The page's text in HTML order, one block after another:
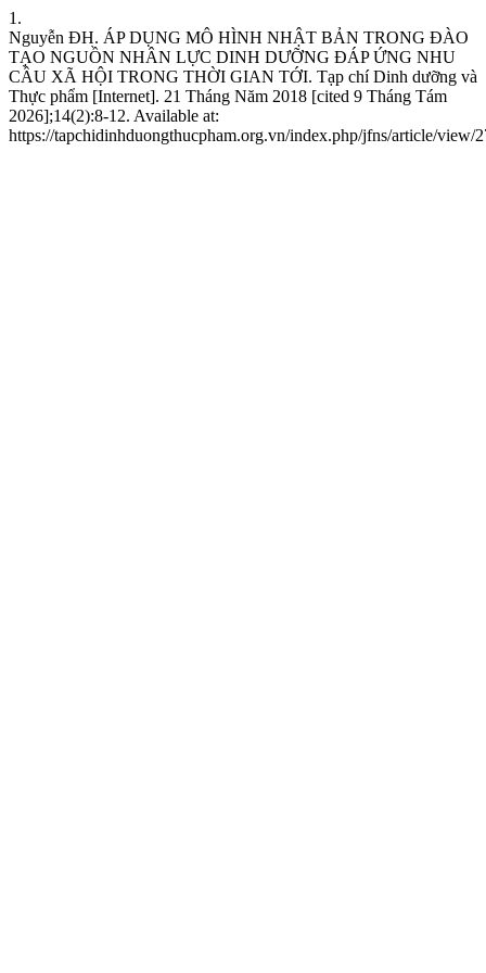
1.
Nguyễn ĐH. ÁP DỤNG MÔ HÌNH NHẬT BẢN TRONG ĐÀO
TẠO NGUỒN NHÂN LỰC DINH DƯỠNG ĐÁP ỨNG NHU
CẦU XÃ HỘI TRONG THỜI GIAN TỚI. Tạp chí Dinh dưỡng và
Thực phẩm [Internet]. 21 Tháng Năm 2018 [cited 9 Tháng Tám
2026];14(2):8-12. Available at:
https://tapchidinhduongthucpham.org.vn/index.php/jfns/article/view/